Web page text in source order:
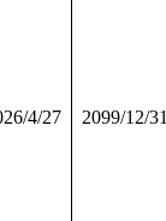
4/27 2099/12/31